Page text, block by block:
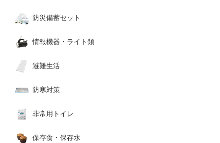
防災備蓄セット
情報機器・ライト類
避難生活
防寒対策
非常用トイレ
保存食・保存水